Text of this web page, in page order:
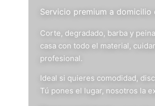
Servicio premium a domicilio
Corte, degradado, barba y
casa con todo el material,
profesional.
Ideal si quieres comodidad,
Tú pones el lugar, nosotros la